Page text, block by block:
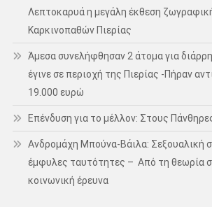
Λεπτοκαρυά η μεγάλη έκθεση
Καρκινοπαθών Πιερίας
Άμεσα συνελήφθησαν 2 άτομα για
έγινε σε περιοχή της Πιερίας -Πήραν
19.000 ευρώ
Επένδυση για το μέλλον: Στους
Ανδρομάχη Μπούνα-Βάιλα: Σεξουαλική
έμφυλες ταυτότητες – Από τη θεωρία
κοινωνική έρευνα